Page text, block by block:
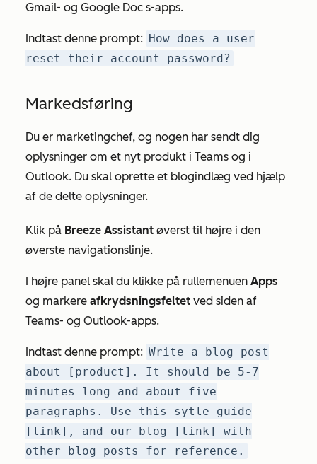
Gmail- og Google Doc s-apps.
Indtast denne prompt: How does a user
reset their account password?
Markedsføring
Du er marketingchef, og nogen har sendt dig
oplysninger om et nyt produkt i Teams og i
Outlook. Du skal oprette et blogindlæg ved hjælp
af de delte oplysninger.
Klik på Breeze Assistant øverst til højre i den
øverste navigationslinje.
I højre panel skal du klikke på rullemenuen Apps
og markere afkrydsningsfeltet ved siden af
Teams- og Outlook-apps.
Indtast denne prompt: Write a blog post
about [product]. It should be 5-7
minutes long and about five
paragraphs. Use this sytle guide
[link], and our blog [link] with
other blog posts for reference.